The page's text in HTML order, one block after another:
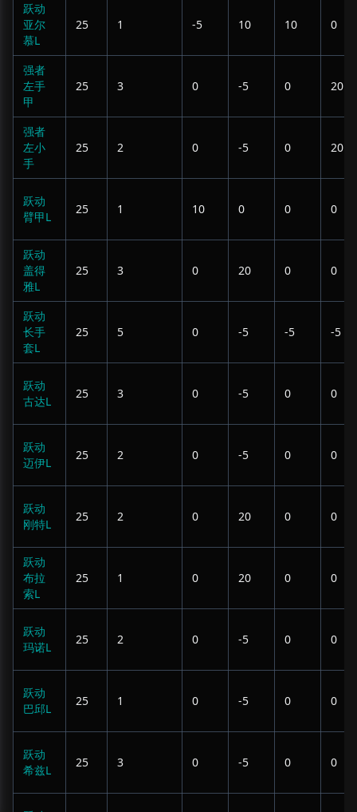
跃动
亚尔
慕L
25 1 -5 10 10 0
强者
左手
甲
25 3 0 -5 0 20
强者
左小
手
25 2 0 -5 0 20
跃动
臂甲L
25 1 10 0 0 0
跃动
盖得
雅L
25 3 0 20 0 0
跃动
长手
套L
25 5 0 -5 -5 -5
跃动
古达L
25 3 0 -5 0 0
跃动
迈伊L
25 2 0 -5 0 0
跃动
刚特L
25 2 0 20 0 0
跃动
布拉
索L
25 1 0 20 0 0
跃动
玛诺L
25 2 0 -5 0 0
跃动
巴邱L
25 1 0 -5 0 0
跃动
希兹L
25 3 0 -5 0 0